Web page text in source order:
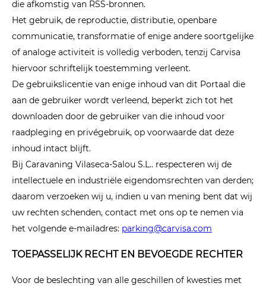
die afkomstig van RSS-bronnen.
Het gebruik, de reproductie, distributie, openbare
communicatie, transformatie of enige andere soortgelijke
of analoge activiteit is volledig verboden, tenzij Carvisa
hiervoor schriftelijk toestemming verleent.
De gebruikslicentie van enige inhoud van dit Portaal die
aan de gebruiker wordt verleend, beperkt zich tot het
downloaden door de gebruiker van die inhoud voor
raadpleging en privégebruik, op voorwaarde dat deze
inhoud intact blijft.
Bij Caravaning Vilaseca-Salou S.L.. respecteren wij de
intellectuele en industriële eigendomsrechten van derden;
daarom verzoeken wij u, indien u van mening bent dat wij
uw rechten schenden, contact met ons op te nemen via
het volgende e-mailadres: parking@carvisa.com
TOEPASSELIJK RECHT EN BEVOEGDE RECHTER
Voor de beslechting van alle geschillen of kwesties met